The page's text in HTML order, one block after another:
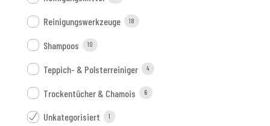
Reinigungswerkzeuge 18
Shampoos 10
Teppich- & Polsterreiniger 4
Trockentücher & Chamois 6
Unkategorisiert 1